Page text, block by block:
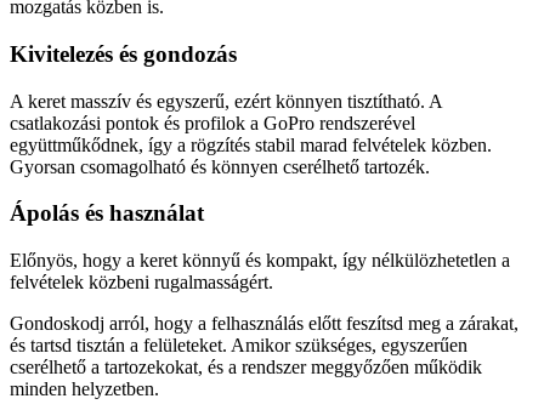
mozgatás közben is.
Kivitelezés és gondozás
A keret masszív és egyszerű, ezért könnyen tisztítható. A
csatlakozási pontok és profilok a GoPro rendszerével
együttműkődnek, így a rögzítés stabil marad felvételek közben.
Gyorsan csomagolható és könnyen cserélhető tartozék.
Ápolás és használat
Előnyös, hogy a keret könnyű és kompakt, így nélkülözhetetlen a
felvételek közbeni rugalmasságért.
Gondoskodj arról, hogy a felhasználás előtt feszítsd meg a zárakat,
és tartsd tisztán a felületeket. Amikor szükséges, egyszerűen
cserélhető a tartozekokat, és a rendszer meggyőzően működik
minden helyzetben.